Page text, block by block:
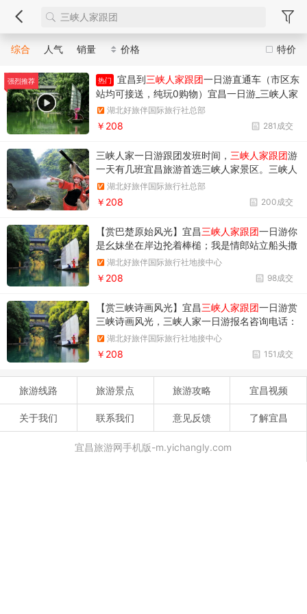
特价
综合 人气 销量 价格
强烈推荐 热门 宜昌到三峡人家跟团一日游直通车（市区东
站均可接送，纯玩0购物）宜昌一日游_三峡人家
跟团一日游直通车报名电话：18986789364；
0717-6521606
湖北好旅伴国际旅行社总部
281成交
￥208
三峡人家一日游跟团发班时间， 三峡人家跟团游
一天有几班宜昌旅游首选三峡人家景区。三峡人
家跟团一天有两班，分早班和晚班，预订电话18
986789364（同微信）
湖北好旅伴国际旅行社总部
200成交
￥208
【赏巴楚原始风光】宜昌三峡人家跟团一日游你
是幺妹坐在岸边抡着棒槌；我是情郎站立船头撒
下渔网 观山临水，走进三峡人家您将经受一场烟
雨迷雾的梦幻！
湖北好旅伴国际旅行社地接中心
98成交
￥208
【赏三峡诗画风光】宜昌三峡人家跟团一日游赏
三峡诗画风光，三峡人家一日游报名咨询电话：
0717-6521606；18986789364
湖北好旅伴国际旅行社地接中心
151成交
￥208
旅游线路 旅游景点 旅游攻略 宜昌视频
关于我们 联系我们 意见反馈 了解宜昌
宜昌旅游网手机版-m.yichangly.com